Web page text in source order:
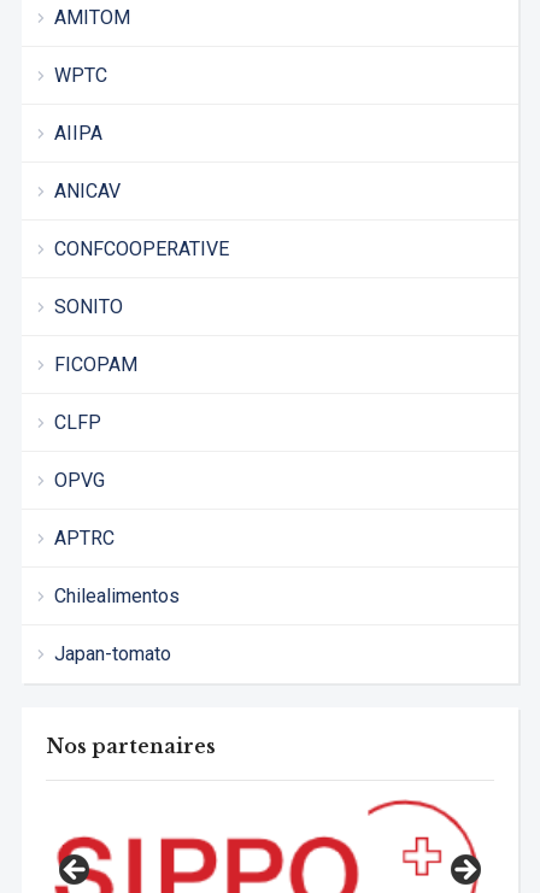
AMITOM
WPTC
AIIPA
ANICAV
CONFCOOPERATIVE
SONITO
FICOPAM
CLFP
OPVG
APTRC
Chilealimentos
Japan-tomato
Nos partenaires